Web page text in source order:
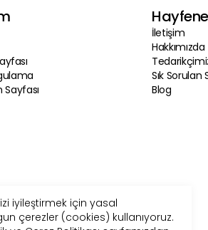
iyileştirmek için yasal
çerezler (cookies) kullanıyoruz.
Sayfası
Hayfene
İletişim
Hakkımızda
Sık Sorulan
Blog